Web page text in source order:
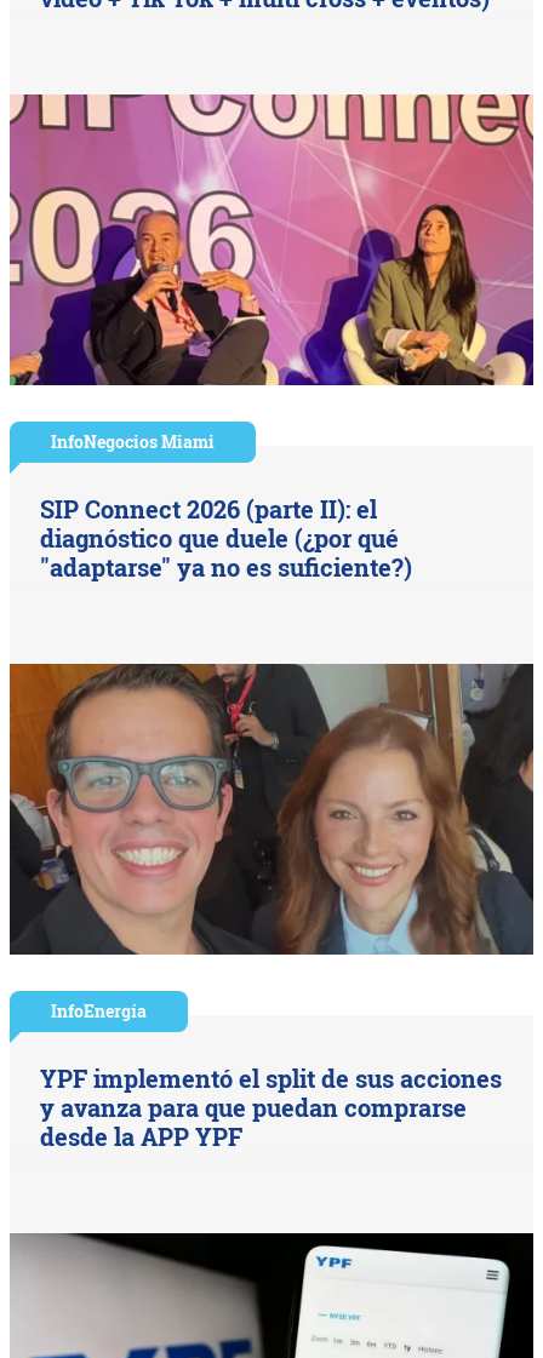
InfoNegocios Miami
SIP Connect 2026 (parte II): el
diagnóstico que duele (¿por qué
"adaptarse" ya no es suficiente?)
InfoEnergía
YPF implementó el split de sus acciones
y avanza para que puedan comprarse
desde la APP YPF